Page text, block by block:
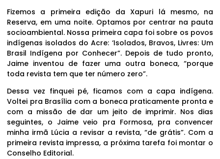
Fizemos a primeira edição da Xapuri lá mesmo, na
Reserva, em uma noite. Optamos por centrar na pauta
socioambiental. Nossa primeira capa foi sobre os povos
indígenas isolados do Acre: ‘Isolados, Bravos, Livres: Um
Brasil Indígena por Conhecer”. Depois de tudo pronto,
Jaime inventou de fazer uma outra boneca, “porque
toda revista tem que ter número zero”.
Dessa vez finquei pé, ficamos com a capa indígena.
Voltei pra Brasília com a boneca praticamente pronta e
com a missão de dar um jeito de imprimir. Nos dias
seguintes, o Jaime veio pra Formosa, pra convencer
minha irmã Lúcia a revisar a revista, “de grátis”. Com a
primeira revista impressa, a próxima tarefa foi montar o
Conselho Editorial.